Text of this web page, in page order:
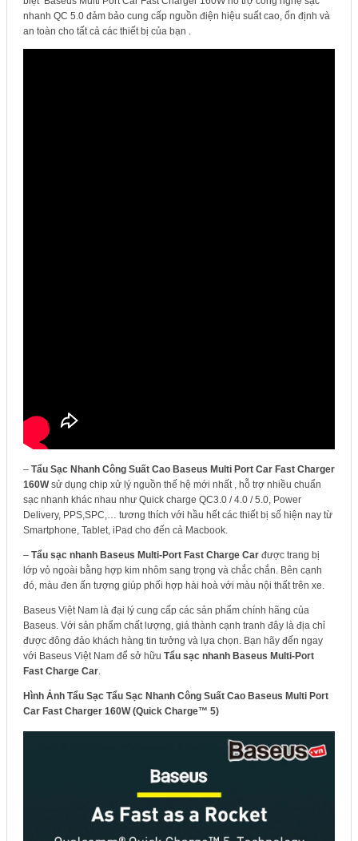
nhanh QC 5.0 đảm bảo cung cấp nguồn điện hiệu suất cao, ổn định và
an toàn cho tất cả các thiết bị của bạn .
– Tẩu Sạc Nhanh Công Suất Cao Baseus Multi Port Car Fast Charger
160Wsử dụng chip xử lý nguồn thế hệ mới nhất , hỗ trợ nhiều chuẩn
sạc nhanh khác nhau như Quick charge QC3.0 / 4.0 / 5.0, Power
Delivery, PPS,SPC,… tương thích với hầu hết các thiết bị số hiện nay từ
Smartphone, Tablet, iPad cho đến cả Macbook.
– Tẩu sạc nhanh Baseus Multi-Port Fast Charge Car được trang bị
lớp vỏ ngoài bằng hợp kim nhôm sang trọng và chắc chắn. Bên cạnh
đó, màu đen ấn tượng giúp phối hợp hài hoà với màu nội thất trên xe.
Baseus Việt Nam là đại lý cung cấp các sản phẩm chính hãng của
Baseus. Với sản phẩm chất lượng, giá thành cạnh tranh đây là địa chỉ
được đông đảo khách hàng tin tưởng và lựa chọn. Bạn hãy đến ngay
với Baseus Việt Nam để sở hữu Tẩu sạc nhanh Baseus Multi-Port
Fast Charge Car.
Hình Ảnh Tẩu Sạc Tẩu Sạc Nhanh Công Suất Cao Baseus Multi Port
Car Fast Charger 160W (Quick Charge™ 5)